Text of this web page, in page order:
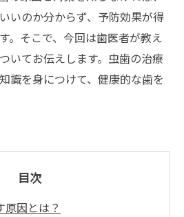
いのか分からず、予防効果が得
。そこで、今回は歯医者が教え
いてお伝えします。虫歯の治療
識を身につけて、健康的な歯を
目次
原因とは？